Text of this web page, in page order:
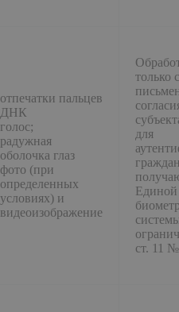
отпечатки пальцев
ДНК
голос;
радужная
оболочка глаз
фото (при
определенных
условиях) и
видеоизображение
только с
для
Единой
ст. 11